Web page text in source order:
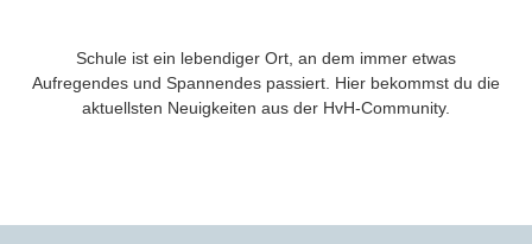
Schule ist ein lebendiger Ort, an dem immer etwas
Aufregendes und Spannendes passiert. Hier bekommst du die
aktuellsten Neuigkeiten aus der HvH-Community.